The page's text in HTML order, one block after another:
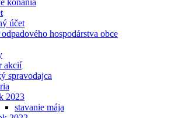
konania
účet
hospodárstva obce
akcií
spravodajca
2023
stavanie mája